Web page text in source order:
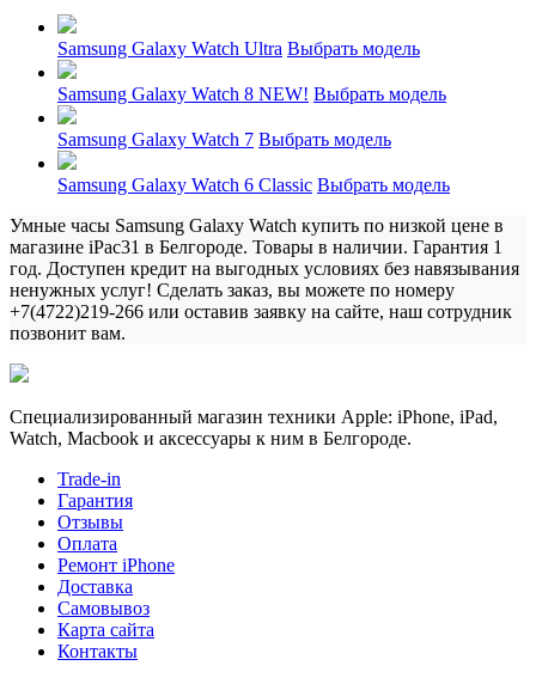
Samsung Galaxy Watch Ultra Выбрать модель
Samsung Galaxy Watch 8 NEW! Выбрать модель
Samsung Galaxy Watch 7 Выбрать модель
Samsung Galaxy Watch 6 Classic Выбрать модель
Умные часы Samsung Galaxy Watch купить по низкой цене в
магазине iPac31 в Белгороде. Товары в наличии. Гарантия 1
год. Доступен кредит на выгодных условиях без навязывания
ненужных услуг! Сделать заказ, вы можете по номеру
+7(4722)219-266 или оставив заявку на сайте, наш сотрудник
позвонит вам.
Специализированный магазин техники Apple: iPhone, iPad,
Watch, Macbook и аксессуары к ним в Белгороде.
Trade-in
Гарантия
Отзывы
Оплата
Ремонт iPhone
Доставка
Самовывоз
Карта сайта
Контакты